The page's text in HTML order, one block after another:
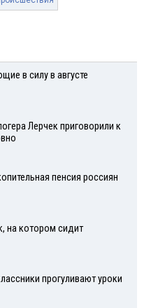
в силу в августе
Лерчек приговорили к
пенсия россиян
на котором сидит
прогуливают уроки